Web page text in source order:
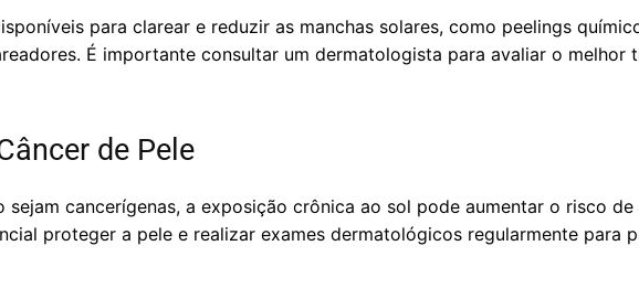
para clarear e reduzir as manchas solares, como peelings
É importante consultar um dermatologista para avaliar o melhor
de Pele
sejam cancerígenas, a exposição crônica ao sol pode aumentar o risco
proteger a pele e realizar exames dermatológicos regularmente para